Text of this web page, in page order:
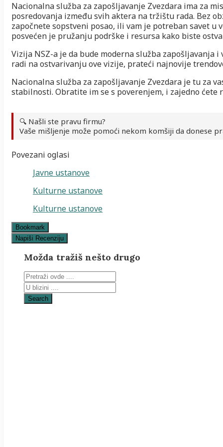
Nacionalna služba za zapošljavanje Zvezdara ima za
posredovanja između svih aktera na tržištu rada. Bez
započnete sopstveni posao, ili vam je potreban savet u
posvećen je pružanju podrške i resursa kako biste
Vizija NSZ-a je da bude moderna služba zapošljavanja
radi na ostvarivanju ove vizije, prateći najnovije
Nacionalna služba za zapošljavanje Zvezdara je tu za
stabilnosti. Obratite im se s poverenjem, i zajedno
🔍 Našli ste pravu firmu?
Vaše mišljenje može pomoći nekom komšiji da donese
Povezani oglasi
Javne ustanove
Kulturne ustanove
Kulturne ustanove
Bookmark
Napiši Recenziju
Možda tražiš nešto drugo
Search